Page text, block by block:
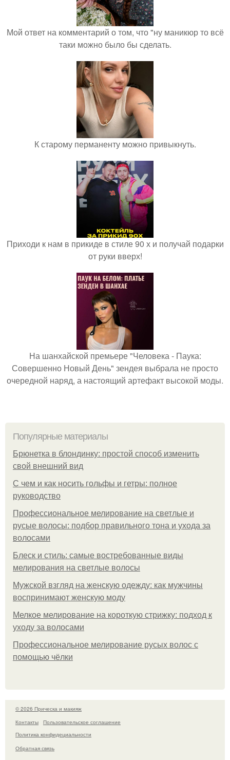
Мой ответ на комментарий о том, что "ну маникюр то всё
таки можно было бы сделать.
К старому перманенту можно привыкнуть.
Приходи к нам в прикиде в стиле 90 х и получай подарки
от руки вверх!
На шанхайской премьере "Человека - Паука:
Совершенно Новый День" зендея выбрала не просто
очередной наряд, а настоящий артефакт высокой моды.
Популярные материалы
Брюнетка в блондинку: простой способ изменить
свой внешний вид
С чем и как носить гольфы и гетры: полное
руководство
Профессиональное мелирование на светлые и
русые волосы: подбор правильного тона и ухода за
волосами
Блеск и стиль: самые востребованные виды
мелирования на светлые волосы
Мужской взгляд на женскую одежду: как мужчины
воспринимают женскую моду
Мелкое мелирование на короткую стрижку: подход к
уходу за волосами
Профессиональное мелирование русых волос с
помощью чёлки
© 2026 Прическа и макияж
Контакты
Пользовательское соглашение
Политика конфидециальности
Обратная связь